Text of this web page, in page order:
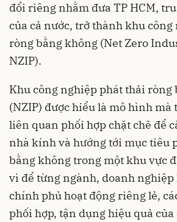
đổi riêng nhằm đưa TP HCM,
của cả nước, trở thành khu
ròng bằng không (Net Zero
NZIP).
Khu công nghiệp phát thải ròng
(NZIP) được hiểu là mô hình mà
liên quan phối hợp chặt chẽ để
nhà kính và hướng tới mục tiêu
bằng không trong một khu vực
vì để từng ngành, doanh nghiệp
chính phủ hoạt động riêng lẻ,
phối hợp, tận dụng hiệu quả của